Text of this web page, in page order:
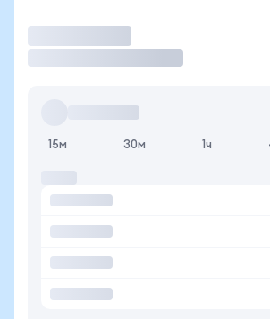
15м 30м 1ч